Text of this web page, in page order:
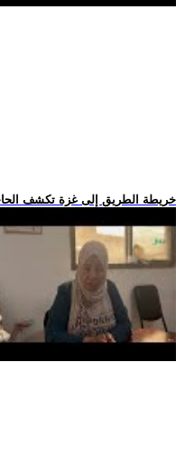
.. خريطة الطريق إلى غزة تكشف